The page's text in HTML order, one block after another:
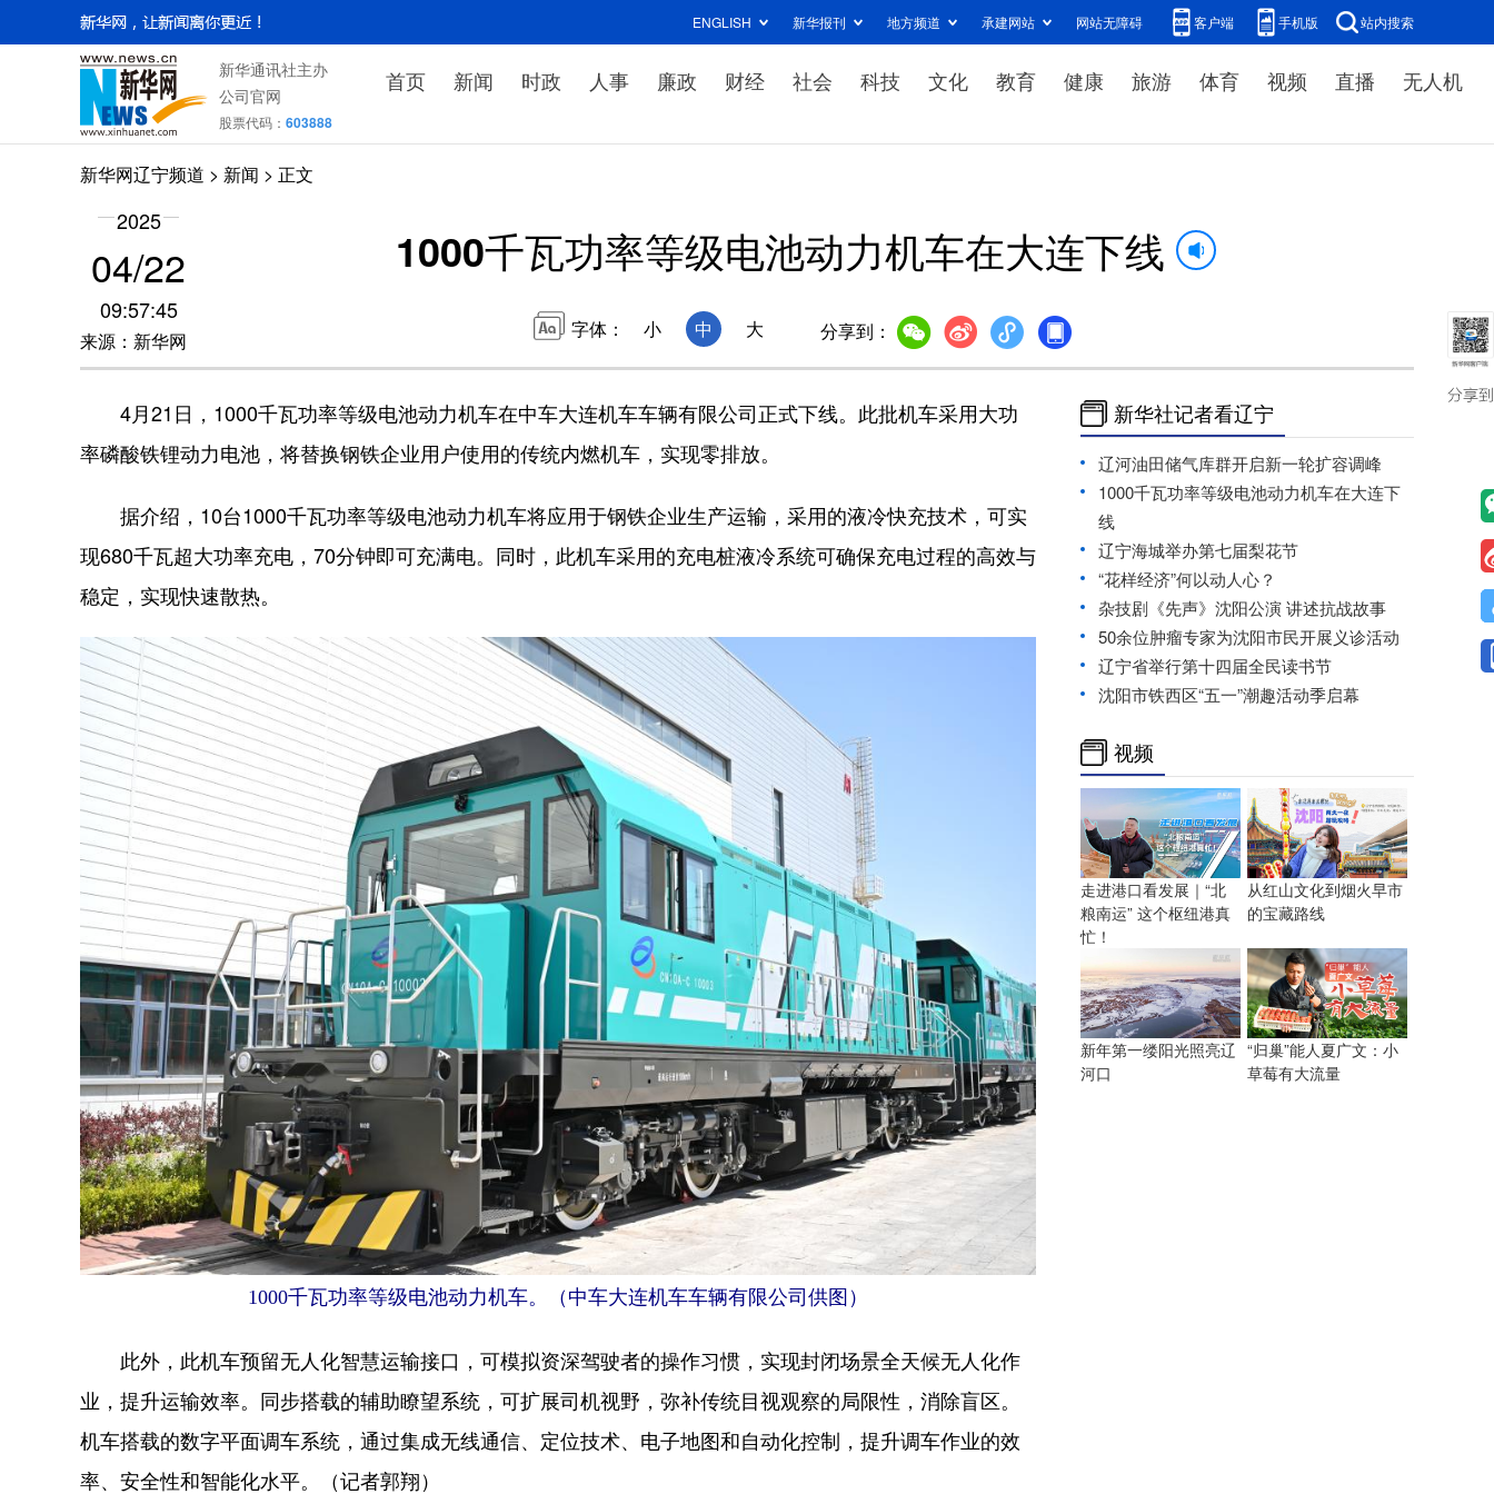
ENGLISH 新华报刊 地方频道 承建网站 网站无障碍 客户端 手机版 站内搜索
新华通讯社主办
公司官网
股票代码： 603888
首页 新闻 时政 人事 廉政 财经 社会 科技 文化 教育 健康 旅游 体育 视频 直播 无人机
新华网辽宁频道 > 新闻 > 正文
2025
04/22
09:57:45
来源：新华网
1000千瓦功率等级电池动力机车在大连下线
字体： 小 中 大 分享到：
4月21日，1000千瓦功率等级电池动力机车在中车大连机车车辆有限公司正式下线。此批机车采用大功
率磷酸铁锂动力电池，将替换钢铁企业用户使用的传统内燃机车，实现零排放。
据介绍，10台1000千瓦功率等级电池动力机车将应用于钢铁企业生产运输，采用的液冷快充技术，可实
现680千瓦超大功率充电，70分钟即可充满电。同时，此机车采用的充电桩液冷系统可确保充电过程的高效与
稳定，实现快速散热。
1000千瓦功率等级电池动力机车。（中车大连机车车辆有限公司供图）
此外，此机车预留无人化智慧运输接口，可模拟资深驾驶者的操作习惯，实现封闭场景全天候无人化作
业，提升运输效率。同步搭载的辅助瞭望系统，可扩展司机视野，弥补传统目视观察的局限性，消除盲区。
机车搭载的数字平面调车系统，通过集成无线通信、定位技术、电子地图和自动化控制，提升调车作业的效
率、安全性和智能化水平。（记者郭翔）
新华社记者看辽宁
辽河油田储气库群开启新一轮扩容调峰
1000千瓦功率等级电池动力机车在大连下
线
辽宁海城举办第七届梨花节
“花样经济”何以动人心？
杂技剧《先声》沈阳公演 讲述抗战故事
50余位肿瘤专家为沈阳市民开展义诊活动
辽宁省举行第十四届全民读书节
沈阳市铁西区“五一”潮趣活动季启幕
视频
走进港口看发展｜“北
粮南运” 这个枢纽港真
忙！
从红山文化到烟火早市
的宝藏路线
新年第一缕阳光照亮辽
河口
“归巢”能人夏广文：小
草莓有大流量